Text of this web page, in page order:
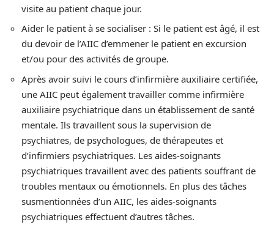
visite au patient chaque jour.
Aider le patient à se socialiser : Si le patient est âgé, il est
du devoir de l’AIIC d’emmener le patient en excursion
et/ou pour des activités de groupe.
Après avoir suivi le cours d’infirmière auxiliaire certifiée,
une AIIC peut également travailler comme infirmière
auxiliaire psychiatrique dans un établissement de santé
mentale. Ils travaillent sous la supervision de
psychiatres, de psychologues, de thérapeutes et
d’infirmiers psychiatriques. Les aides-soignants
psychiatriques travaillent avec des patients souffrant de
troubles mentaux ou émotionnels. En plus des tâches
susmentionnées d’un AIIC, les aides-soignants
psychiatriques effectuent d’autres tâches.